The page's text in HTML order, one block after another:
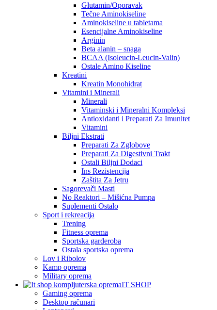
Glutamin/Oporavak
Tečne Aminokiseline
Aminokiseline u tabletama
Esencijalne Aminokiseline
Arginin
Beta alanin – snaga
BCAA (Isoleucin-Leucin-Valin)
Ostale Amino Kiseline
Kreatini
Kreatin Monohidrat
Vitamini i Minerali
Minerali
Vitaminski i Mineralni Kompleksi
Antioxidanti i Preparati Za Imunitet
Vitamini
Biljni Ekstrati
Preparati Za Zglobove
Preparati Za Digestivni Trakt
Ostali Biljni Dodaci
Ins Rezistencija
Zaštita Za Jetru
Sagorevači Masti
No Reaktori – Mišićna Pumpa
Suplementi Ostalo
Sport i rekreacija
Trening
Fitness oprema
Sportska garderoba
Ostala sportska oprema
Lov i Ribolov
Kamp oprema
Military oprema
IT SHOP
Gaming oprema
Desktop računari